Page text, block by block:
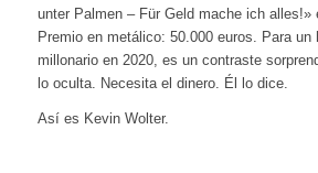
unter Palmen – Für Geld mache ich alles!»
Premio en metálico: 50.000 euros. Para un
millonario en 2020, es un contraste
lo oculta. Necesita el dinero. Él lo dice.
Así es Kevin Wolter.